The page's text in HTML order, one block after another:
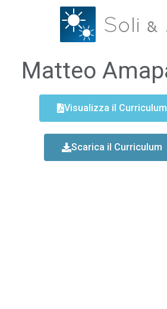
Matteo
Visualizza il Curriculum
Scarica il Curriculum